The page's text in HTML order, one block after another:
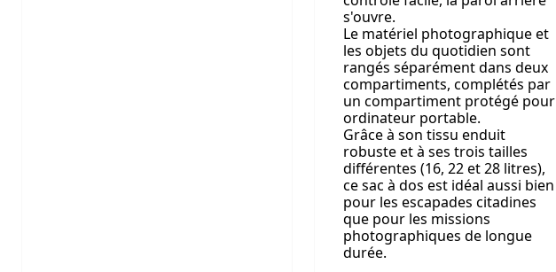
s'ouvre.
Le matériel photographique et
les objets du quotidien sont
rangés séparément dans deux
compartiments, complétés par
un compartiment protégé pour
ordinateur portable.
Grâce à son tissu enduit
robuste et à ses trois tailles
différentes (16, 22 et 28 litres),
ce sac à dos est idéal aussi bien
pour les escapades citadines
que pour les missions
photographiques de longue
durée.